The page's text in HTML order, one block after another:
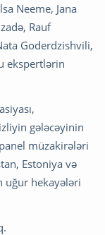
Neeme, Jana
Rauf
Goderdzishvili,
ekspertlərin
gələcəyinin
müzakirələri
Estoniya və
uğur hekayələri